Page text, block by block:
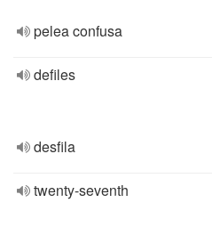
pelea confusa
defiles
desfila
twenty-seventh